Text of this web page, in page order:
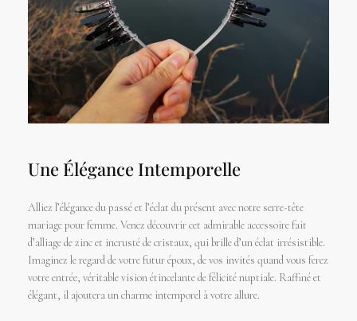
Une Élégance Intemporelle
Alliez l’élégance du passé et l’éclat du présent avec notre serre-tête
mariage pour femme. Venez découvrir cet admirable accessoire fait
d’alliage de zinc et incrusté de cristaux, qui brille d’un éclat irrésistible.
Imaginez le regard de votre futur époux, de vos invités quand vous ferez
votre entrée, véritable vision étincelante de félicité nuptiale. Raffiné et
élégant, il ajoutera un charme intemporel à votre allure.